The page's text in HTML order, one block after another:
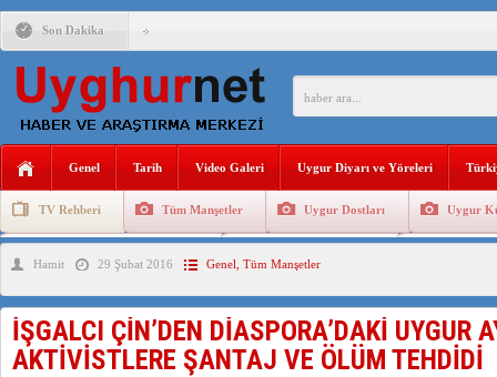
Son Dakika
ÇİN’İN “GÜVENLİK”SÖYLEMİ İLE DOĞU TÜRKİSTAN’DA
ANAHTAR PARTİ GENEL BAŞKANI AĞIRALİOĞLU :
DİYANET AKADEMİSİ BAŞKANI DOÇ.DR.KAAN : DOĞU
150 YILDIR KAYNAYAN YARAMIZ : ÇİN İŞGALİNDEKİ
ÇİN’İN UYGUR POLİTİKALARINI ÖVEN DİYANET
Genel Tarih Video Galeri Uygur Diyarı ve Yöreleri
TV Rehberi Tüm Manşetler Uygur Dostları Uygur
Uygurlarda Düğün ve Cenaze
Hamit 29 Şubat 2016 Genel Tüm Manşetler
İŞGALCI ÇİN’DEN DİASPORA’DAKİ UYGUR
AKTİVİSTLERE ŞANTAJ VE ÖLÜM TEHDİDİ